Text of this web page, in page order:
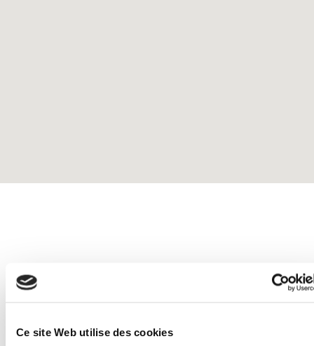
Ce site Web utilise des cookies
Vous pouvez nous joindre pour